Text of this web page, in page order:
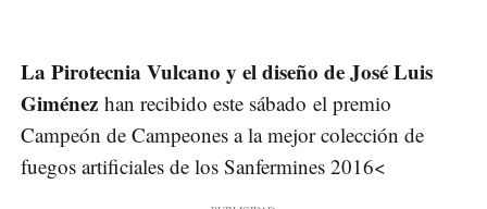
La Pirotecnia Vulcano y el diseño de José Luis
Giménez han recibido este sábado el premio
Campeón de Campeones a la mejor colección de
fuegos artificiales de los Sanfermines 2016<